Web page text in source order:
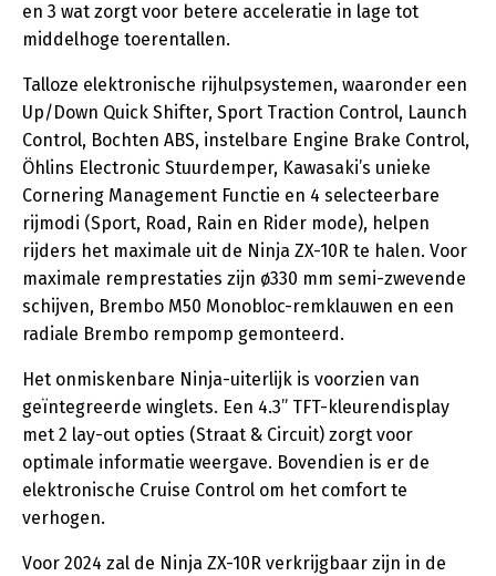
en 3 wat zorgt voor betere acceleratie in lage tot
middelhoge toerentallen.
Talloze elektronische rijhulpsystemen, waaronder een
Up/Down Quick Shifter, Sport Traction Control, Launch
Control, Bochten ABS, instelbare Engine Brake Control,
Öhlins Electronic Stuurdemper, Kawasaki’s unieke
Cornering Management Functie en 4 selecteerbare
rijmodi (Sport, Road, Rain en Rider mode), helpen
rijders het maximale uit de Ninja ZX-10R te halen. Voor
maximale remprestaties zijn ø330 mm semi-zwevende
schijven, Brembo M50 Monobloc-remklauwen en een
radiale Brembo rempomp gemonteerd.
Het onmiskenbare Ninja-uiterlijk is voorzien van
geïntegreerde winglets. Een 4.3” TFT-kleurendisplay
met 2 lay-out opties (Straat & Circuit) zorgt voor
optimale informatie weergave. Bovendien is er de
elektronische Cruise Control om het comfort te
verhogen.
Voor 2024 zal de Ninja ZX-10R verkrijgbaar zijn in de